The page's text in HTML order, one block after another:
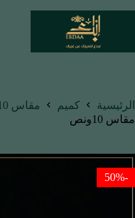
الرئيسية كميم مقاس 10 ونصف
مقاس 10ونص
-50%